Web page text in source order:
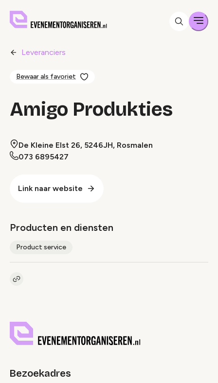
Leveranciers
Bewaar als favoriet
Amigo Produkties
De Kleine Elst 26, 5246JH, Rosmalen
073 6895427
Link naar website
Producten en diensten
Product service
Kopieer link naar pagina
Bezoekadres